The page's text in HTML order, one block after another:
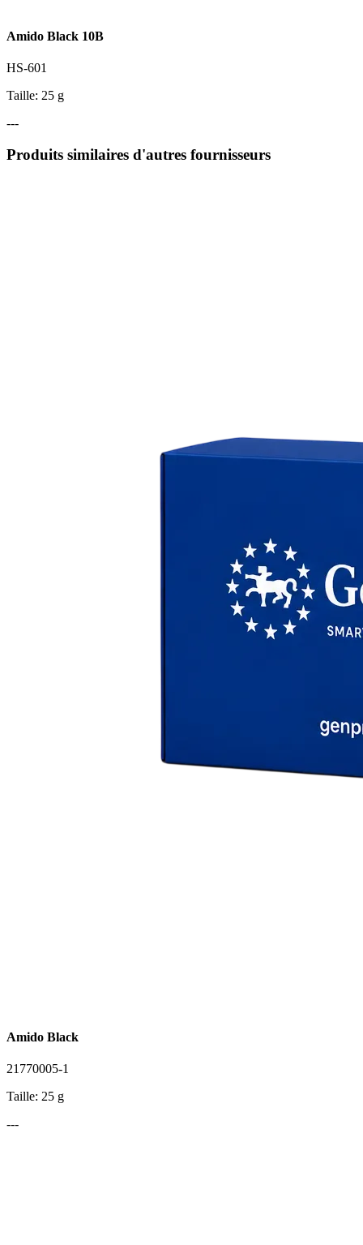
Amido Black 10B
HS-601
Taille: 25 g
---
Produits similaires d'autres fournisseurs
Amido Black
21770005-1
Taille: 25 g
---